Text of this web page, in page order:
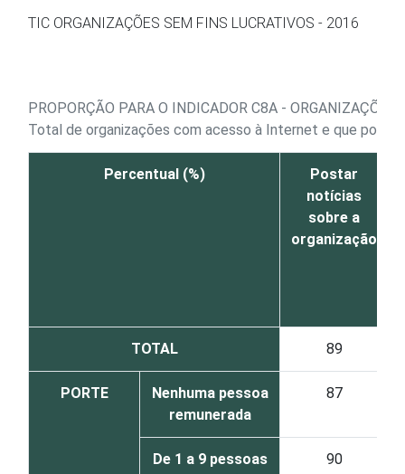
TIC ORGANIZAÇÕES SEM FINS LUCRATIVOS - 2016
PROPORÇÃO PARA O INDICADOR C8A -
Total de organizações com acesso à Internet e que
Percentual (%)
Postar
notícias
sobre a
organização
TOTAL 89
PORTE
Nenhuma pessoa
remunerada
87
De 1 a 9 pessoas
90